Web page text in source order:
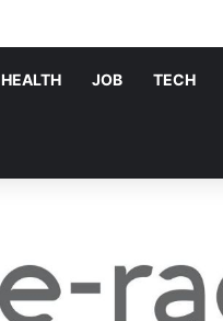
HEALTH JOB TECH